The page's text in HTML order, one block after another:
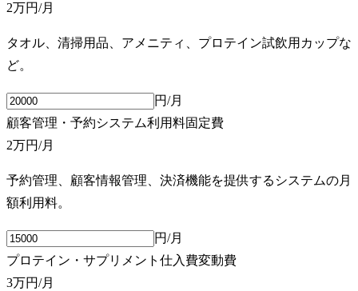
2万円/月
タオル、清掃用品、アメニティ、プロテイン試飲用カップな
ど。
円/月
顧客管理・予約システム利用料固定費
2万円/月
予約管理、顧客情報管理、決済機能を提供するシステムの月
額利用料。
円/月
プロテイン・サプリメント仕入費変動費
3万円/月